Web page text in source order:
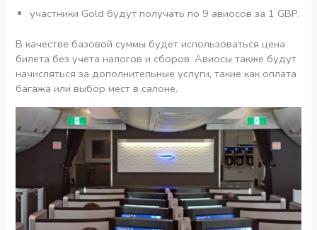
участники Gold будут получать по 9 авиосов за 1 GBP.
В качестве базовой суммы будет использоваться цена
билета без учета налогов и сборов. Авиосы также будут
начисляться за дополнительные услуги, такие как оплата
багажа или выбор мест в салоне.